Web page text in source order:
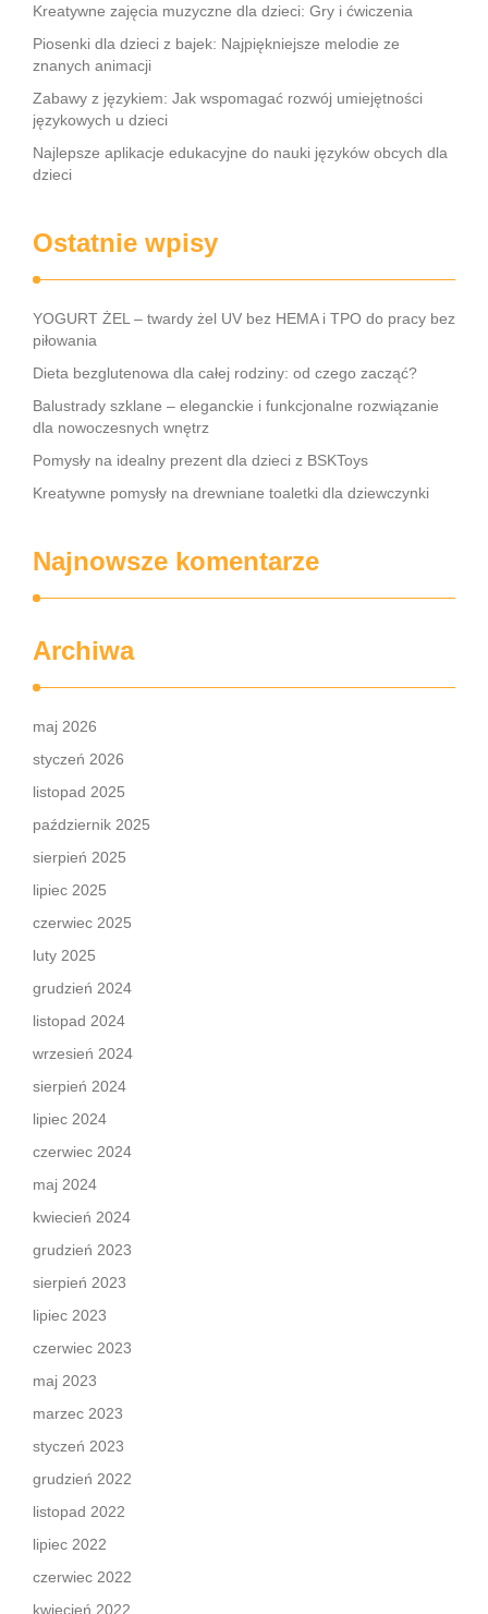
Kreatywne zajęcia muzyczne dla dzieci: Gry i ćwiczenia
Piosenki dla dzieci z bajek: Najpiękniejsze melodie ze
znanych animacji
Zabawy z językiem: Jak wspomagać rozwój umiejętności
językowych u dzieci
Najlepsze aplikacje edukacyjne do nauki języków obcych dla
dzieci
Ostatnie wpisy
YOGURT ŻEL – twardy żel UV bez HEMA i TPO do pracy bez
piłowania
Dieta bezglutenowa dla całej rodziny: od czego zacząć?
Balustrady szklane – eleganckie i funkcjonalne rozwiązanie
dla nowoczesnych wnętrz
Pomysły na idealny prezent dla dzieci z BSKToys
Kreatywne pomysły na drewniane toaletki dla dziewczynki
Najnowsze komentarze
Archiwa
maj 2026
styczeń 2026
listopad 2025
październik 2025
sierpień 2025
lipiec 2025
czerwiec 2025
luty 2025
grudzień 2024
listopad 2024
wrzesień 2024
sierpień 2024
lipiec 2024
czerwiec 2024
maj 2024
kwiecień 2024
grudzień 2023
sierpień 2023
lipiec 2023
czerwiec 2023
maj 2023
marzec 2023
styczeń 2023
grudzień 2022
listopad 2022
lipiec 2022
czerwiec 2022
kwiecień 2022